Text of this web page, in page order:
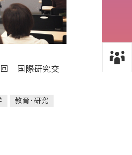
国際研究交
教育・研究